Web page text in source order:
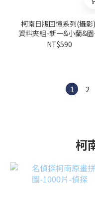
柯南日版回憶系列(攝影
資料夾組-新一&小蘭&
NT$590
1 2
柯